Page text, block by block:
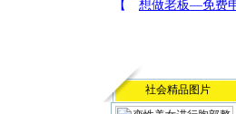
社会精品图片